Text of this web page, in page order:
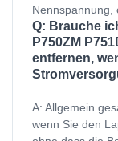
Nennspannung,
Q: Brauche
P750ZM
entfernen,
A: Allgemein
wenn Sie den